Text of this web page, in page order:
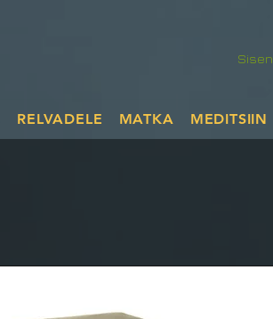
RELVADELE MATKA MEDITSIIN